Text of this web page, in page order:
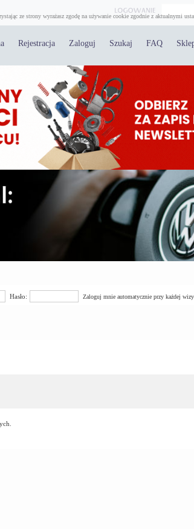
ze strony wyrażasz zgodę na używanie cookie zgodnie z aktualnymi
Rejestracja Zaloguj Szukaj FAQ
Hasło: Zaloguj mnie automatycznie przy każdej